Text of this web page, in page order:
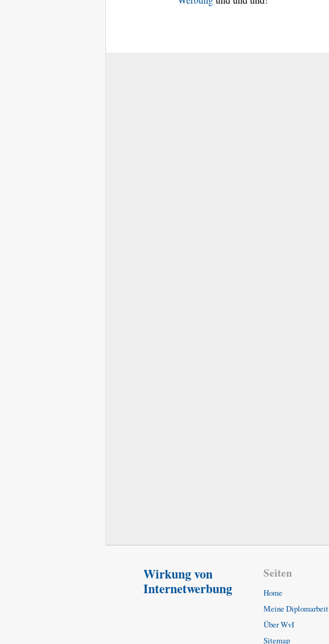
Wirkung von
Internetwerbung
Seiten
Home
Meine Diplomarbeit
Über WvI
Sitemap